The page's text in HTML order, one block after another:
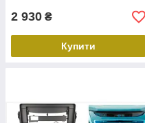
2 930 ₴
Купити